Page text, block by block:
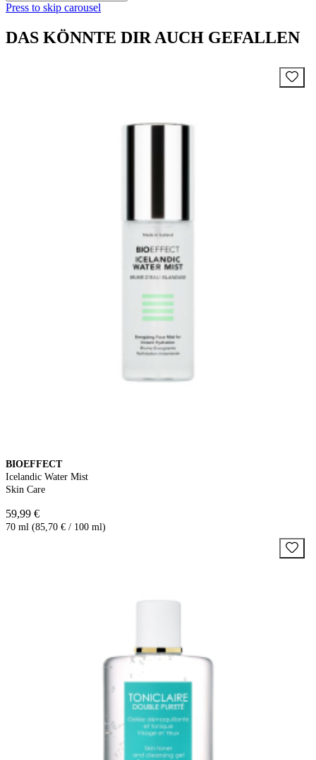
Press to skip carousel
DAS KÖNNTE DIR AUCH GEFALLEN
BIOEFFECT
Icelandic Water Mist
Skin Care
59,99 €
70 ml (85,70 € / 100 ml)